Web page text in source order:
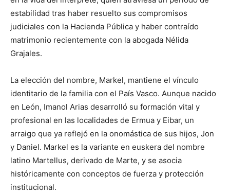
estabilidad tras haber resuelto sus compromisos
judiciales con la Hacienda Pública y haber contraído
matrimonio recientemente con la abogada Nélida
Grajales.
La elección del nombre, Markel, mantiene el vínculo
identitario de la familia con el País Vasco. Aunque nacido
en León, Imanol Arias desarrolló su formación vital y
profesional en las localidades de Ermua y Eibar, un
arraigo que ya reflejó en la onomástica de sus hijos, Jon
y Daniel. Markel es la variante en euskera del nombre
latino Martellus, derivado de Marte, y se asocia
históricamente con conceptos de fuerza y protección
institucional.